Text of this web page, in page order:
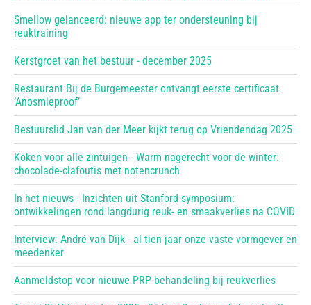
Smellow gelanceerd: nieuwe app ter ondersteuning bij
reuktraining
Kerstgroet van het bestuur - december 2025
Restaurant Bij de Burgemeester ontvangt eerste certificaat
‘Anosmieproof’
Bestuurslid Jan van der Meer kijkt terug op Vriendendag 2025
Koken voor alle zintuigen - Warm nagerecht voor de winter:
chocolade-clafoutis met notencrunch
In het nieuws - Inzichten uit Stanford-symposium:
ontwikkelingen rond langdurig reuk- en smaakverlies na COVID
Interview: André van Dijk - al tien jaar onze vaste vormgever en
meedenker
Aanmeldstop voor nieuwe PRP-behandeling bij reukverlies